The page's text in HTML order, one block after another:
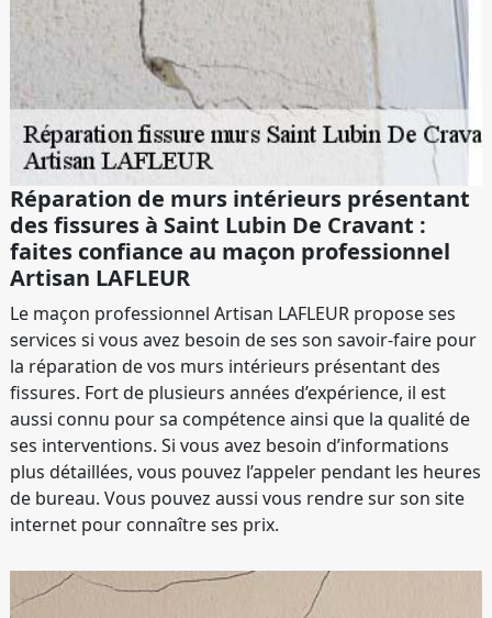
Réparation de murs intérieurs présentant
des fissures à Saint Lubin De Cravant :
faites confiance au maçon professionnel
Artisan LAFLEUR
Le maçon professionnel Artisan LAFLEUR propose ses
services si vous avez besoin de ses son savoir-faire pour
la réparation de vos murs intérieurs présentant des
fissures. Fort de plusieurs années d’expérience, il est
aussi connu pour sa compétence ainsi que la qualité de
ses interventions. Si vous avez besoin d’informations
plus détaillées, vous pouvez l’appeler pendant les heures
de bureau. Vous pouvez aussi vous rendre sur son site
internet pour connaître ses prix.